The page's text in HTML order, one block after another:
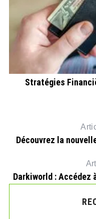
Stratégies
Découvrez la
Darkiworld : Accédez